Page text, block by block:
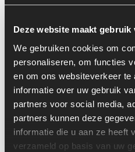
Deze website maakt gebruik
We gebruiken cookies om
personaliseren, om functies
en om ons websiteverkeer
informatie over uw gebruik
partners voor social media,
partners kunnen deze
informatie die u aan ze heeft
verzameld op basis van uw
Informatie
Locatie:
Serienummer:
Past op de volgende machines:
Land: